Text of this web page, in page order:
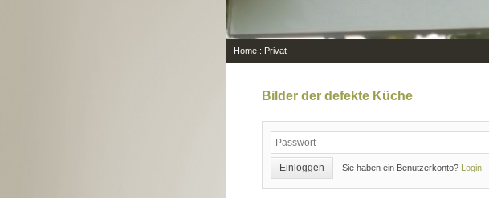
Home : Privat
Bilder der defekte Küche
Sie haben ein Benutzerkonto? Login